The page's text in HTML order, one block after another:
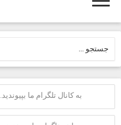
به کانال تلگرام ما بپیوندید.